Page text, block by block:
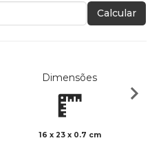
Calcular
Dimensões
16 x 23 x 0.7 cm